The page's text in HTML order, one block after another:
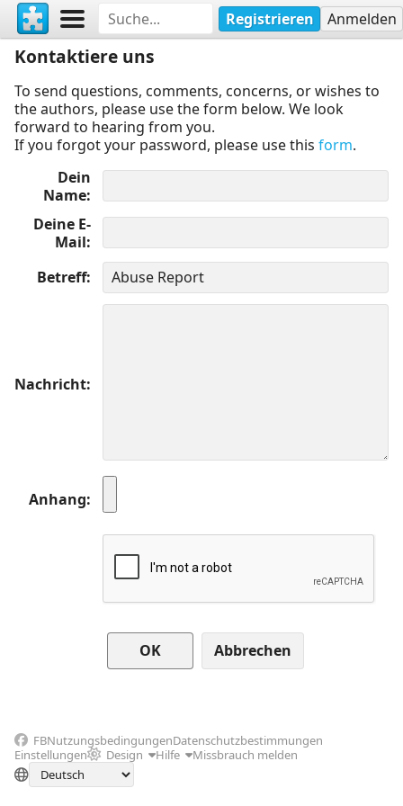
Registrieren Anmelden
Kontaktiere uns
To send questions, comments, concerns, or wishes to
the authors, please use the form below. We look
forward to hearing from you.
If you forgot your password, please use this form.
Dein
Name
Deine E-
Mail
Betreff
Nachricht
Anhang
Abbrechen
FBNutzungsbedingungenDatenschutzbestimmungen
Einstellungen
Design Hilfe Missbrauch melden